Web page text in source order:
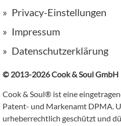
Privacy-Einstellungen
Impressum
Datenschutzerklärung
© 2013-2026 Cook & Soul GmbH
Cook & Soul® ist eine
Patent- und Markenamt DPMA.
urheberrechtlich geschützt und